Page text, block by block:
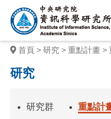
中
央
研
究
院
首頁 研究 重點計畫
研究
研究群 重點計